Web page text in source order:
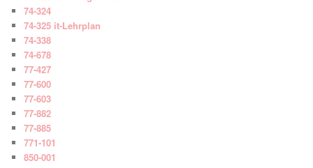
74-324
74-325 it-Lehrplan
74-338
74-678
77-427
77-600
77-603
77-882
77-885
771-101
850-001